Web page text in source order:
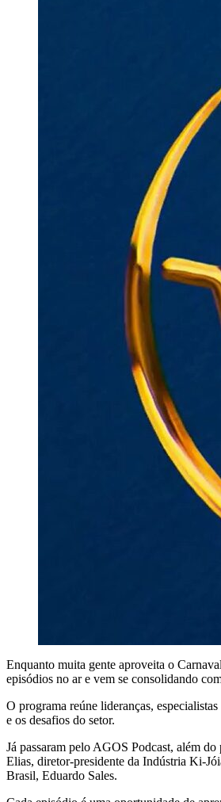
Enquanto muita gente aproveita o
episódios no ar e vem se consolidando
O programa reúne lideranças,
e os desafios do setor.
Já passaram pelo AGOS Podcast, além
Elias, diretor-presidente da Indústria Ki-
Brasil, Eduardo Sales.